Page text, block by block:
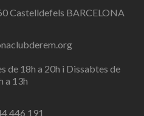
Castelldefels BARCELONA
de 18h a 20h i Dissabtes de
a 13h
446 191